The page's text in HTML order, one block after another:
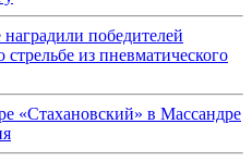
победителей
из пневматического
«Стахановский» в Массандре